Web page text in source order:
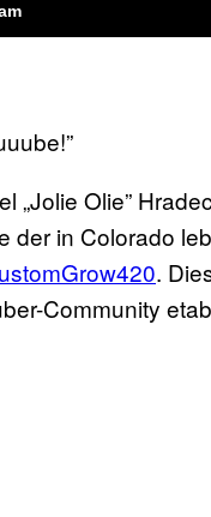
„Jolie Olie”
der in Colorado
.
Community